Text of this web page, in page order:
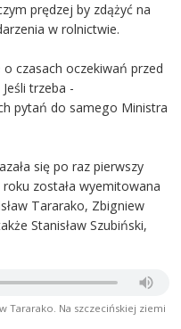
prędzej by zdążyć na
w rolnictwie.
czasach oczekiwań przed
trzeba -
pytań do samego Ministra
się po raz pierwszy
została wyemitowana
Tararako, Zbigniew
Stanisław Szubiński,
Tararako. Na szczecińskiej ziemi